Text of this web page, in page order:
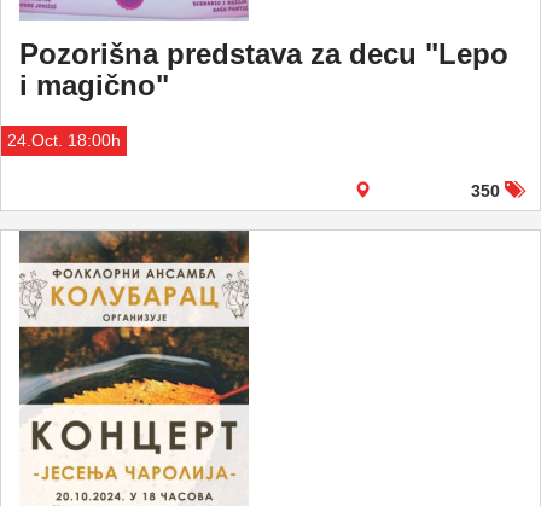
Pozorišna predstava za decu "Lepo
i magično"
24.Oct. 18:00h
350